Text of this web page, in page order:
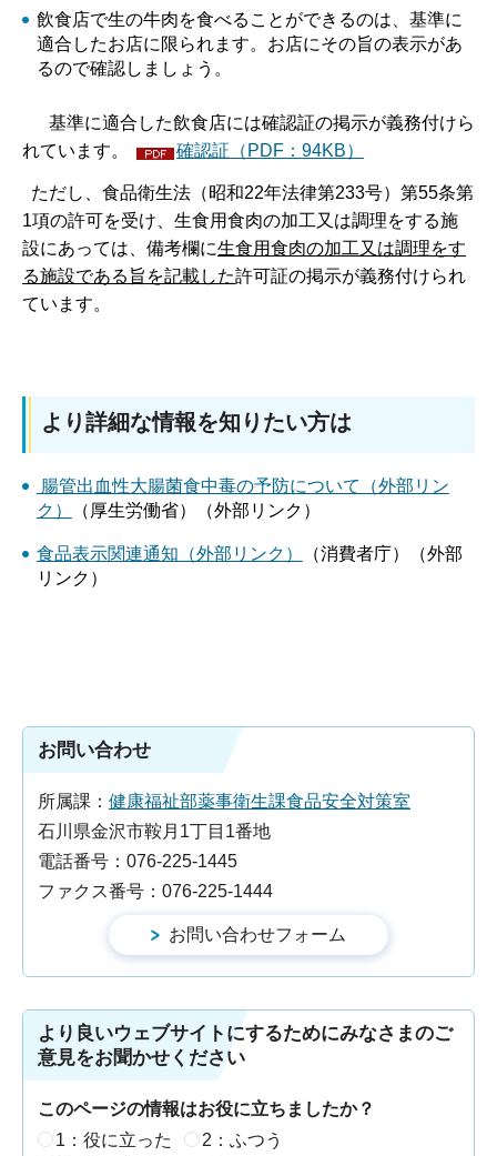
飲食店で生の牛肉を食べることができるのは、基準に
適合したお店に限られます。お店にその旨の表示があ
るので確認しましょう。
基準に適合した飲食店には確認証の掲示が義務付けら
れています。
確認証（PDF：94KB）
ただし、食品衛生法（昭和22年法律第233号）第55条第
1項の許可を受け、生食用食肉の加工又は調理をする施
設にあっては、備考欄に生食用食肉の加工又は調理をす
る施設である旨を記載した許可証の掲示が義務付けられ
ています。
より詳細な情報を知りたい方は
腸管出血性大腸菌食中毒の予防について（外部リン
ク）
（厚生労働省）（外部リンク）
食品表示関連通知（外部リンク）
（消費者庁）（外部
リンク）
お問い合わせ
所属課： 健康福祉部薬事衛生課食品安全対策室
石川県金沢市鞍月1丁目1番地
電話番号：076-225-1445
ファクス番号：076-225-1444
より良いウェブサイトにするためにみなさまのご
意見をお聞かせください
このページの情報はお役に立ちましたか？
1：役に立った
2：ふつう